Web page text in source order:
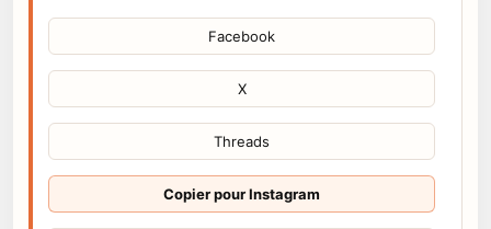
Facebook
X
Threads
Copier pour Instagram